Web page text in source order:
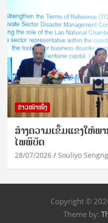
ຂ່າວໜ້າໜຶ່ງ
ສ້າງຄວາມເຂັ້ມແຂງໃຫ້ພ
ໄພພິບັດ
28/07/2026 Souliyo
Copyright ©
Theme by: